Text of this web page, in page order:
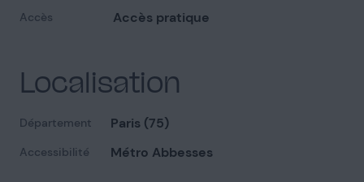
Accès Accès pratique
Localisation
Département Paris (75)
Accessibilité Métro Abbesses